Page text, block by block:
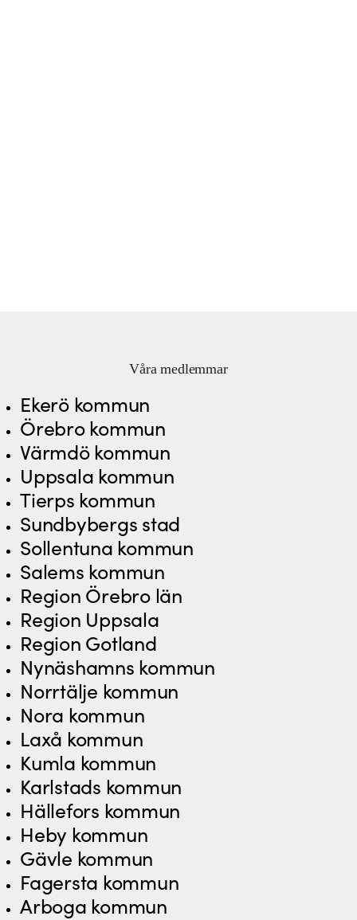
Våra medlemmar
Ekerö kommun
Örebro kommun
Värmdö kommun
Uppsala kommun
Tierps kommun
Sundbybergs stad
Sollentuna kommun
Salems kommun
Region Örebro län
Region Uppsala
Region Gotland
Nynäshamns kommun
Norrtälje kommun
Nora kommun
Laxå kommun
Kumla kommun
Karlstads kommun
Hällefors kommun
Heby kommun
Gävle kommun
Fagersta kommun
Arboga kommun